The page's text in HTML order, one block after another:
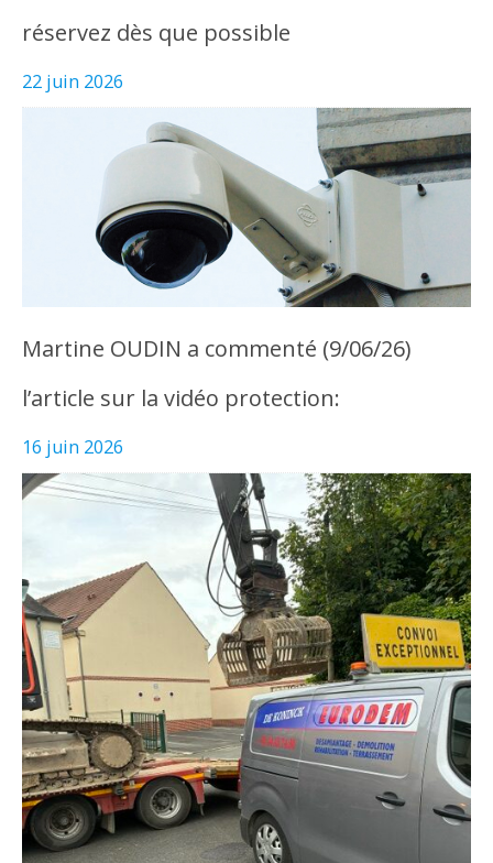
réservez dès que possible
22 juin 2026
Martine OUDIN a commenté (9/06/26)
l’article sur la vidéo protection:
16 juin 2026